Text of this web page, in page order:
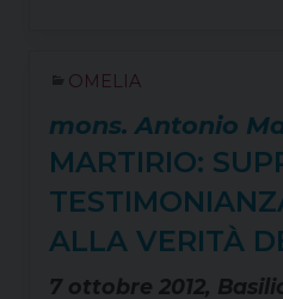
OMELIA
mons. Antonio
MARTIRIO:
ALLA VERITÀ
7 ottobre 2012,